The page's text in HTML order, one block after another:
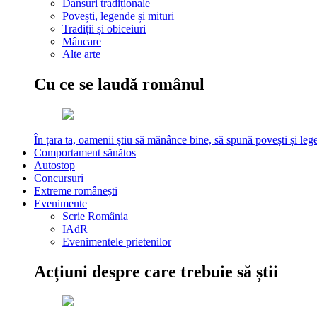
Dansuri tradiționale
Povești, legende și mituri
Tradiții și obiceiuri
Mâncare
Alte arte
Cu ce se laudă românul
În țara ta, oamenii știu să mănânce bine, să spună povești și
Comportament sănătos
Autostop
Concursuri
Extreme românești
Evenimente
Scrie România
IAdR
Evenimentele prietenilor
Acțiuni despre care trebuie să știi